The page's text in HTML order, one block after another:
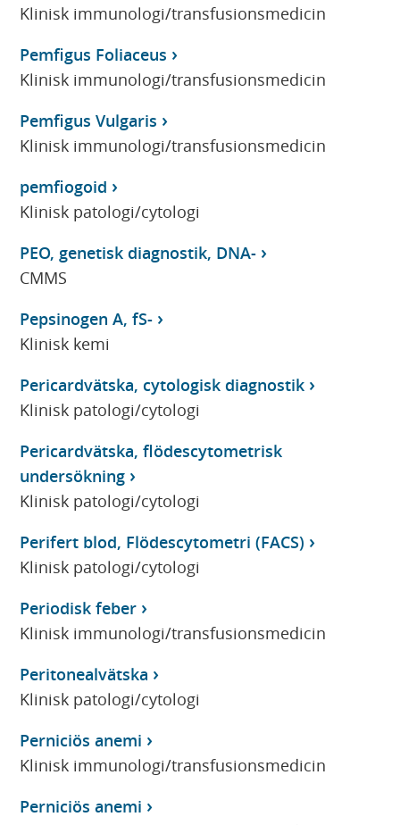
Klinisk immunologi/transfusionsmedicin
Pemfigus Foliaceus
Klinisk immunologi/transfusionsmedicin
Pemfigus Vulgaris
Klinisk immunologi/transfusionsmedicin
pemfiogoid
Klinisk patologi/cytologi
PEO, genetisk diagnostik, DNA-
CMMS
Pepsinogen A, fS-
Klinisk kemi
Pericardvätska, cytologisk diagnostik
Klinisk patologi/cytologi
Pericardvätska, flödescytometrisk
undersökning
Klinisk patologi/cytologi
Perifert blod, Flödescytometri (FACS)
Klinisk patologi/cytologi
Periodisk feber
Klinisk immunologi/transfusionsmedicin
Peritonealvätska
Klinisk patologi/cytologi
Perniciös anemi
Klinisk immunologi/transfusionsmedicin
Perniciös anemi